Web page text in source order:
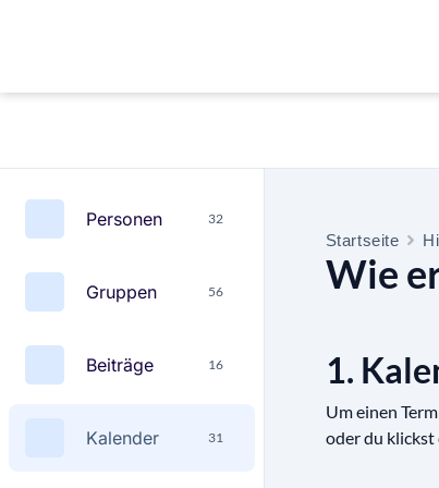
Personen 32
Gruppen 56
Beiträge 16
Kalender 31
Startseite
Wie
1.
Um einen
oder du klickst